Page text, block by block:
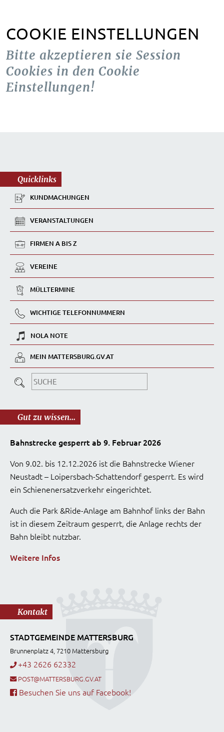
COOKIE EINSTELLUNGEN
Bitte akzeptieren sie Session
Cookies in den Cookie
Einstellungen!
Quicklinks
KUNDMACHUNGEN
VERANSTALTUNGEN
FIRMEN A BIS Z
VEREINE
MÜLLTERMINE
WICHTIGE TELEFONNUMMERN
NOLA NOTE
MEIN MATTERSBURG.GV.AT
Gut zu wissen...
Bahnstrecke gesperrt ab 9. Februar 2026
Von 9.02. bis 12.12.2026 ist die Bahnstrecke Wiener
Neustadt – Loipersbach-Schattendorf gesperrt. Es wird
ein Schienenersatzverkehr eingerichtet.
Auch die Park &Ride-Anlage am Bahnhof links der Bahn
ist in diesem Zeitraum gesperrt, die Anlage rechts der
Bahn bleibt nutzbar.
Weitere Infos
Kontakt
STADTGEMEINDE MATTERSBURG
Brunnenplatz 4, 7210 Mattersburg
+43 2626 62332
POST@MATTERSBURG.GV.AT
Besuchen Sie uns auf Facebook!